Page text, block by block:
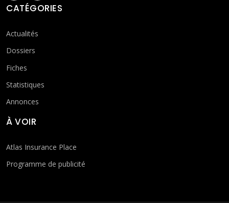
CATÉGORIES
Actualités
Dossiers
Fiches
Statistiques
Annonces
À VOIR
Atlas Insurance Place
Programme de publicité